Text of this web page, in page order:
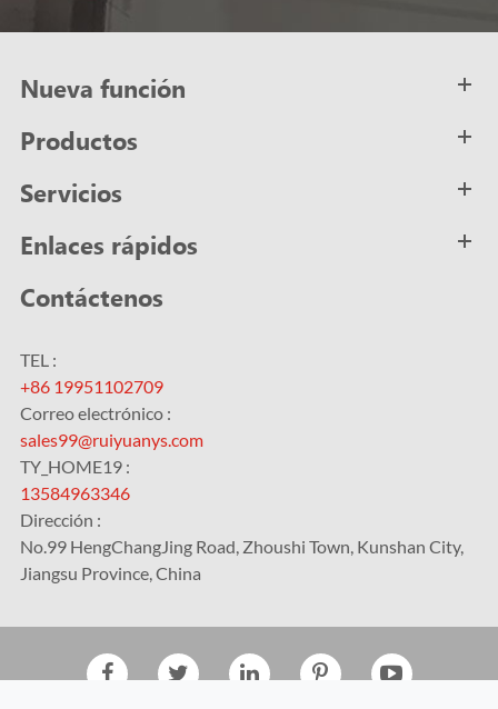
Nueva función
Productos
Servicios
Enlaces rápidos
Contáctenos
TEL :
+86 19951102709
Correo electrónico :
sales99@ruiyuanys.com
TY_HOME19 :
13584963346
Dirección :
No.99 HengChangJing Road, Zhoushi Town, Kunshan City,
Jiangsu Province, China